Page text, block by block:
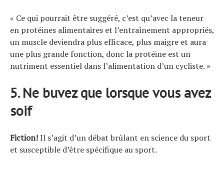
« Ce qui pourrait être suggéré, c’est qu’avec la teneur
en protéines alimentaires et l’entraînement appropriés,
un muscle deviendra plus efficace, plus maigre et aura
une plus grande fonction, donc la protéine est un
nutriment essentiel dans l’alimentation d’un cycliste. »
5. Ne buvez que lorsque vous avez
soif
Fiction!Il s’agit d’un débat brûlant en science du sport
et susceptible d’être spécifique au sport.